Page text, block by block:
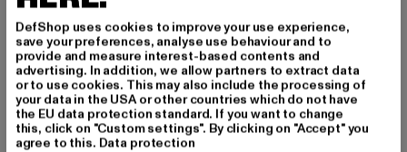
Kat.: Flexfitted Caps
Farbe: khaki
Hersteller Farbe: khaki
Materialzusammensetzung: 98% Baumwolle, 2%
Elasthan
Art.Nr: 6377-00472
DefShop uses cookies to improve your use experience,
save your preferences, analyse use behaviour and to
provide and measure interest-based contents and
advertising. In addition, we allow partners to extract data
or to use cookies. This may also include the processing of
your data in the USA or other countries which do not have
the EU data protection standard. If you want to change
this, click on "Custom settings". By clicking on "Accept" you
agree to this. Data protection